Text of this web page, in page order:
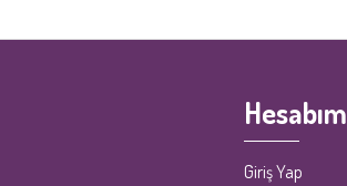
Hesabım
Giriş Yap